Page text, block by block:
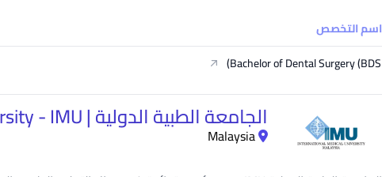
اسم التخصص
Bachelor of Dental Surgery (BDS)
الجامعة الطبية الدولية | International Medical University - IMU
Malaysia